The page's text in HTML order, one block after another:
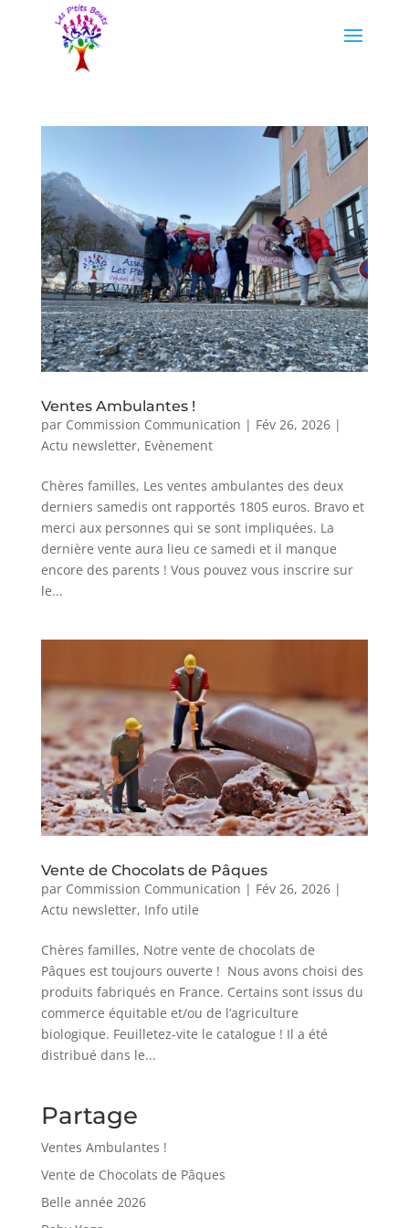
Ventes Ambulantes !
par Commission Communication | Fév 26, 2026|
Actu newsletter, Evènement
Chères familles, Les ventes ambulantes des deux
derniers samedis ont rapportés 1805 euros. Bravo et
merci aux personnes qui se sont impliquées. La
dernière vente aura lieu ce samedi et il manque
encore des parents ! Vous pouvez vous inscrire sur
le...
Vente de Chocolats de Pâques
par Commission Communication | Fév 26, 2026|
Actu newsletter, Info utile
Chères familles, Notre vente de chocolats de
Pâques est toujours ouverte ! Nous avons choisi des
produits fabriqués en France. Certains sont issus du
commerce équitable et/ou de l’agriculture
biologique. Feuilletez-vite le catalogue ! Il a été
distribué dans le...
Partage
Ventes Ambulantes !
Vente de Chocolats de Pâques
Belle année 2026